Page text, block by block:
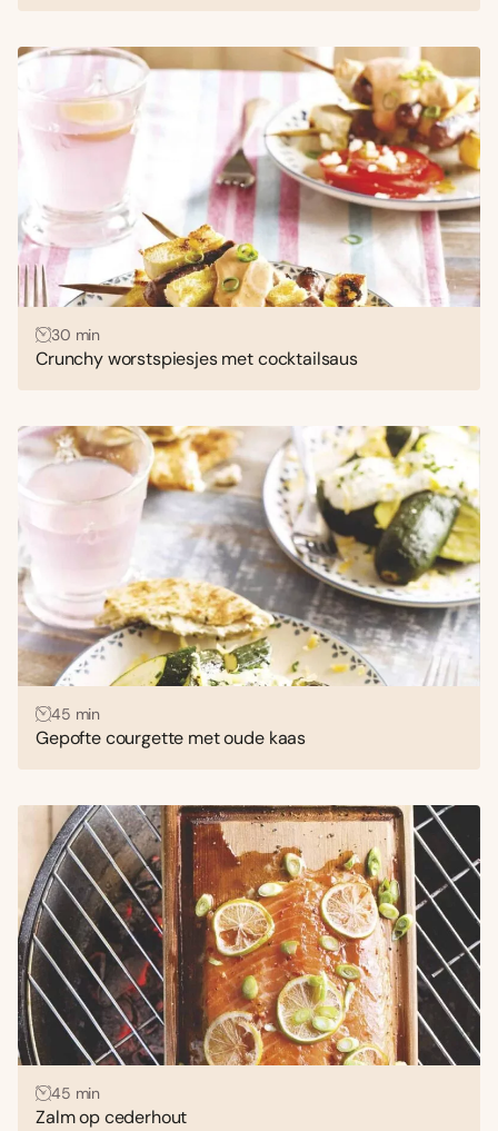
30 min
Crunchy worstspiesjes met cocktailsaus
45 min
Gepofte courgette met oude kaas
45 min
Zalm op cederhout